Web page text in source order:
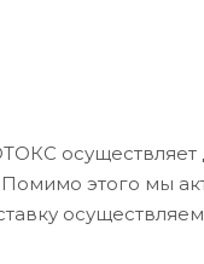
осуществляет
Помимо этого мы